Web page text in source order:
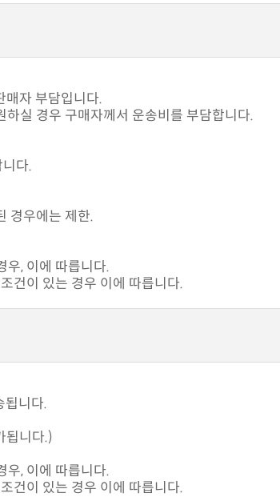
매자 부담입니다.
실 경우 구매자께서 운송비를 부담합니다.
다.
경우에는 제한.
우, 이에 따릅니다.
건이 있는 경우 이에 따릅니다.
됩니다.
됩니다.)
우, 이에 따릅니다.
건이 있는 경우 이에 따릅니다.